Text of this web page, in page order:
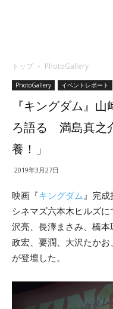
トップ PhotoGallery
PhotoGallery イベントレポート
『キングダム』
ろ語る 満島真之
養！」
2019年3月27日
映画『キングダム 』完
シネマズ六本木ヒルズ
沢亮、長澤まさみ、橋
政宏、要潤、大沢たかお
が登壇した。